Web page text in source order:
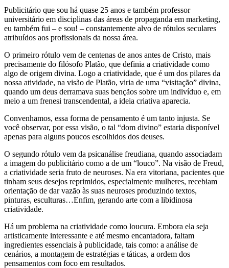
Publicitário que sou há quase 25 anos e também professor
universitário em disciplinas das áreas de propaganda em marketing,
eu também fui – e sou! – constantemente alvo de rótulos seculares
atribuídos aos profissionais da nossa área.
O primeiro rótulo vem de centenas de anos antes de Cristo, mais
precisamente do filósofo Platão, que definia a criatividade como
algo de origem divina. Logo a criatividade, que é um dos pilares da
nossa atividade, na visão de Platão, viria de uma “visitação” divina,
quando um deus derramava suas bençãos sobre um indivíduo e, em
meio a um frenesi transcendental, a ideia criativa aparecia.
Convenhamos, essa forma de pensamento é um tanto injusta. Se
você observar, por essa visão, o tal “dom divino” estaria disponível
apenas para alguns poucos escolhidos dos deuses.
O segundo rótulo vem da psicanálise freudiana, quando associadam
a imagem do publicitário como a de um “louco”. Na visão de Freud,
a criatividade seria fruto de neuroses. Na era vitoriana, pacientes que
tinham seus desejos reprimidos, especialmente mulheres, recebiam
orientação de dar vazão às suas neuroses produzindo textos,
pinturas, esculturas…Enfim, gerando arte com a libidinosa
criatividade.
Há um problema na criatividade como loucura. Embora ela seja
artisticamente interessante e até mesmo encantadora, faltam
ingredientes essenciais à publicidade, tais como: a análise de
cenários, a montagem de estratégias e táticas, a ordem dos
pensamentos com foco em resultados.